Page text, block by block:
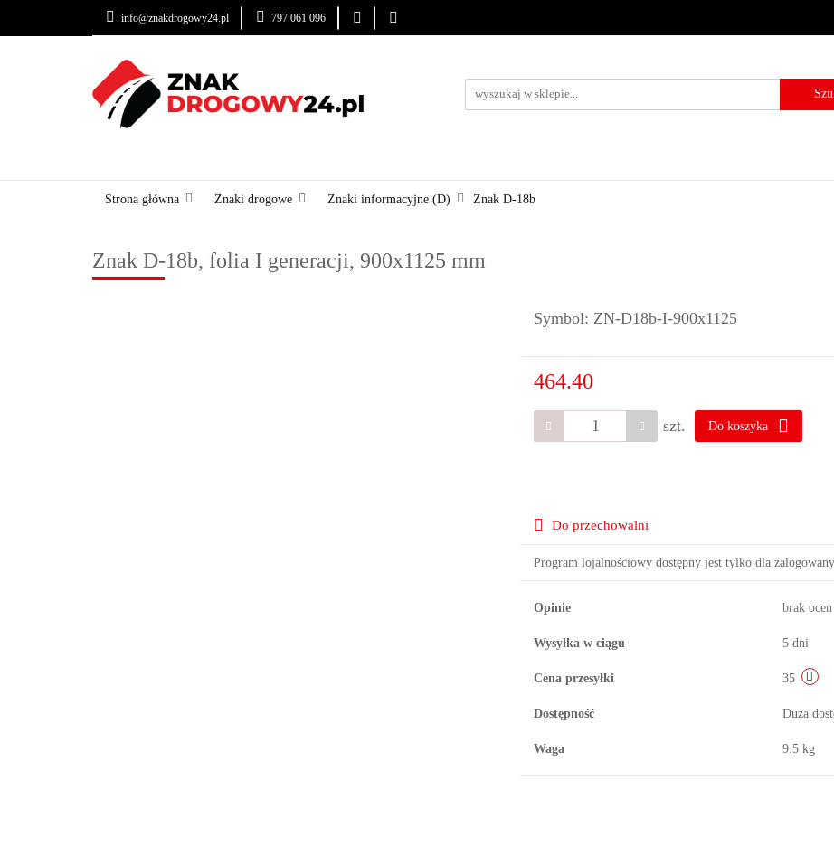
info@znakdrogowy24.pl 797 061 096
ZNAKI DROGOWE
Strona główna Znaki drogowe Znaki informacyjne (D) Znak D-18b
Znak D-18b, folia I generacji, 900x1125 mm
Symbol: ZN-D18b-I-900x1125
464.40
szt. Do koszyka
Do przechowalni
Program lojalnościowy dostępny jest tylko dla
Opinie brak ocen
Wysyłka w ciągu 5 dni
Cena przesyłki 35
Dostępność Duża
Waga 9.5 kg